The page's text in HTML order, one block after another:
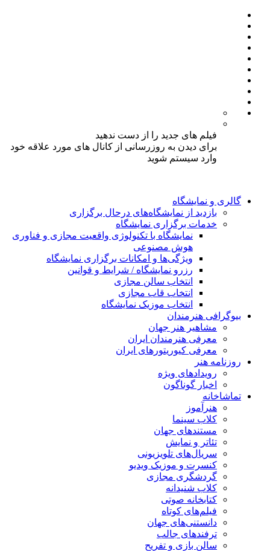
فیلم های جدید را از دست ندهید
برای دیدن به روزرسانی از کانال های مورد علاقه خود
وارد سیستم شوید
گالری و نمایشگاه
بازدید از نمایشگاه‌های درحال برگزاری
خدمات برگزاری نمایشگاه
نمایشگاه با تکنولوژی واقعیت مجازی و فناوری
هوش مصنوعی
ویژگی‌ها و امکانات برگزاری نمایشگاه
رزرو نمایشگاه / شرایط و قوانین
انتخاب سالن مجازی
انتخاب قاب مجازی
انتخاب موزیک نمایشگاه
بیوگرافی هنرمندان
مشاهیر هنر جهان
معرفی هنرمندان ایران
معرفی کیوریتورهای ایران
روزنامه هنر
رویدادهای ویژه
اخبار گوناگون
تماشاخانه
هنرآموز
کلاب سینما
مستندهای جهان
تئاتر و نمایش
سریال‌های تلویزیونی
کنسرت و موزیک ویدیو
گردشگری مجازی
کلاب شنیدانه
کتابخانه صوتی
فیلم‌های کوتاه
دانستنی‌های جهان
ترفندهای جالب
سالن بازی و تفریح